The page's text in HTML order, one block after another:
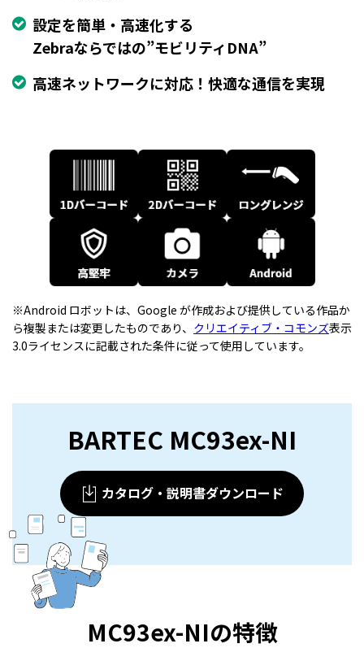
設定を簡単・高速化する
Zebraならではの”モビリティDNA”
高速ネットワークに対応！快適な通信を実現
※Android ロボットは、Google が作成および提供している作品か
ら複製または変更したものであり、 クリエイティブ・コモンズ表示
3.0ライセンスに記載された条件に従って使用しています。
BARTEC MC93ex-NI
カタログ・説明書ダウンロード
MC93ex-NIの特徴